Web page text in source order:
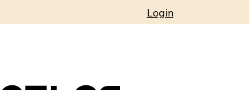
Login